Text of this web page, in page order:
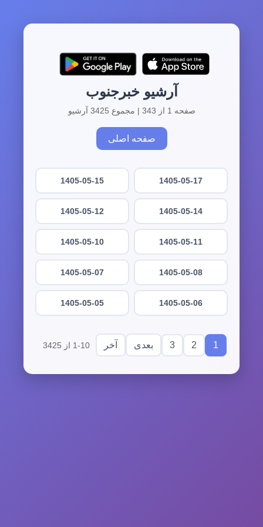
آرشیو خبرجنوب
صفحه 1 از 343 | مجموع 3425 آرشیو
صفحه اصلی
1405-05-17
1405-05-15
1405-05-14
1405-05-12
1405-05-11
1405-05-10
1405-05-08
1405-05-07
1405-05-06
1405-05-05
1
2
3 بعدی آخر 1-10 از 3425